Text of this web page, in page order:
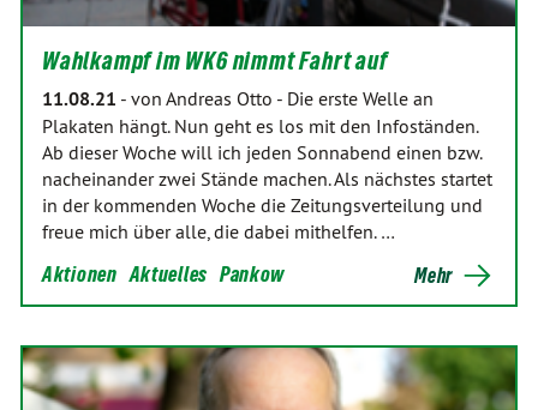
Wahlkampf im WK6 nimmt Fahrt auf
11.08.21 - von Andreas Otto - Die erste Welle an
Plakaten hängt. Nun geht es los mit den Infoständen.
Ab dieser Woche will ich jeden Sonnabend einen bzw.
nacheinander zwei Stände machen. Als nächstes startet
in der kommenden Woche die Zeitungsverteilung und
freue mich über alle, die dabei mithelfen. …
Aktionen Aktuelles Pankow Mehr